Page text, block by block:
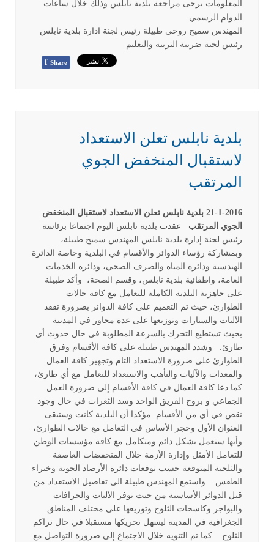
المعلومات يرجى مراجعة بلدية نابلس وذلك خلال ساعات
الدوام الرسمي.
المهندس سميح روحي طبيلة رئيس لجنة ادارة بلدية نابلس
رئيس لجنة ضريبة التربية والتعليم
f Share
بلدية نابلس تعلن الاستعداد
لاستقبال المنخفض الجوي
المرتقب
21-1-2016 بلدية نابلس تعلن الاستعداد لاستقبال المنخفض
الجوي المرتقب
عقدت بلدية نابلس اليوم اجتماعا برئاسة
رئيس لجنة إدارة بلدية نابلس المهندس سميح طبيلة،
وبمشاركة رؤساء الدوائر والأقسام في البلدية وخاصة الدائرة
الهندسية ودائرة المياه والصرف الصحي، ودائرة الخدمات
العامة، واطفائية بلدية نابلس، وقسم الصحة، وأكد طبيلة
على جاهزية البلدية الكاملة للتعامل مع كافة حالات
الطوارئ، حيث تم التعميم على كافة الدوائر بضرورة تفقد
الآليات والسيارات وتوزيعها على عدة محاور في المدنية
بحيث تستطيع التحرك بالسرعة المطلوبة في حال حدوث أي
طارئ. وشدد المهندس طبيلة على كافة الأقسام وفرق
الطوارئ على ضرورة الاستعداد التام وتجهيز كافة العمال
والمعدات والآليات والتأهب والاستعداد للتعامل مع أي طارئ،
كما دعا كافة العمال في كافة الأقسام إلى ضرورة العمل
الجماعي و بروح الفريق الواحد وسد الثغرات في حال وجود
نقص في أي من الأقسام. مؤكدا أن البلدية كانت وستبقى
العنوان الأول وحجر الأساس في التعامل مع حالات الطوارئ،
وأنها ستعمل بشكل دائم ومتكامل مع كافة مؤسسات الوطن
للتعامل الأمثل وإدارة الأزمة خلال المنخفضات العاصفة
والثلجية المتوقعة حسب توقعات دائرة الأرصاد الجوية وخبراء
الطقس. واستمع المهندس طبيلة الى تفاصيل الاستعداد من
قبل الدوائر الأساسية من حيث توفر الآليات والجرافات
والبواجر وكاسحات الثلوج وتوزيعها على مختلف المناطق
الجغرافية في المدينة ليسهل تحريكها مستقبلا في حال تراكم
الثلوج. كما تم التنويه خلال الاجتماع إلى ضرورة التواصل مع